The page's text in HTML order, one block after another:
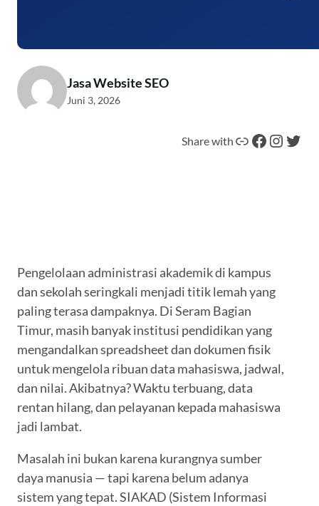
Jasa Website SEO
Juni 3, 2026
Share with Tautan Facebook Instagram Twitter
Pengelolaan administrasi akademik di kampus
dan sekolah seringkali menjadi titik lemah yang
paling terasa dampaknya. Di Seram Bagian
Timur, masih banyak institusi pendidikan yang
mengandalkan spreadsheet dan dokumen fisik
untuk mengelola ribuan data mahasiswa, jadwal,
dan nilai. Akibatnya? Waktu terbuang, data
rentan hilang, dan pelayanan kepada mahasiswa
jadi lambat.
Masalah ini bukan karena kurangnya sumber
daya manusia — tapi karena belum adanya
sistem yang tepat. SIAKAD (Sistem Informasi